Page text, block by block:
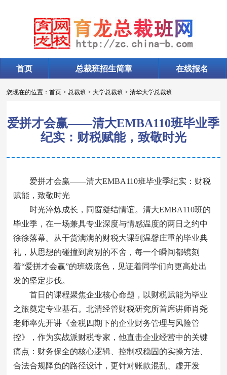
首页 总裁班招生简章 在线报名
您现在的位置：首页 >总裁班 >大学总裁班 >清华大学总裁班
爱拼才会赢——清大EMBA110班毕业季
纪实：财税赋能，致敬时光
爱拼才会赢——清大EMBA110班毕业季纪实：财税
赋能，致敬时光
时光淬炼成长，同窗凝结情谊。清大EMBA110班的
毕业季，在一场兼具专业深度与情感温度的两日之约中
徐徐落幕。从干货满满的财税大课到温馨庄重的毕业典
礼，从思想的碰撞到离别的不舍，每一个瞬间都镌刻
着“爱拼才会赢”的班级底色，见证着同学们向更高处出
发的坚定步伐。
首日的课程聚焦企业核心命题，以财税赋能为毕业
之旅奠定专业基石。北清经管财税研究所首席讲师肖尧
老师率先开讲《金税四期下的企业财务管理与风险管
控》，作为实战派财税专家，他直击企业经营中的关键
痛点：财务保全的核心逻辑、控制权稳固的实操方法、
合法合规降负的路径设计，更针对账款混乱、虚开发